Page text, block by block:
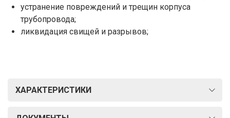
устранение повреждений и трещин корпуса
трубопровода;
ликвидация свищей и разрывов;
ХАРАКТЕРИСТИКИ